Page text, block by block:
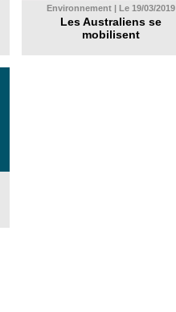
Environnement | Le 19/03/2019
Les Australiens se
mobilisent